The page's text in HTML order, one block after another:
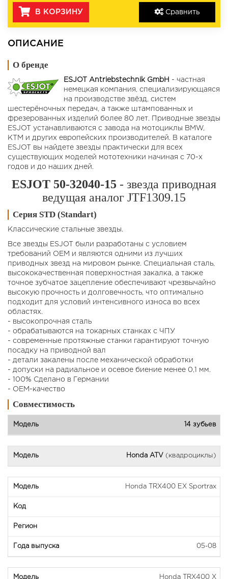
Сравнить
В КОРЗИНУ
ОПИСАНИЕ
О бренде
ESJOT Antriebstechnik GmbH - частная
немецкая компания, специализирующаяся
на производстве звёзд, систем
шестерёночных передач, а также штампованных и
фрезерованных изделий более 80 лет. Приводные звезды
ESJOT устанавливаются с завода на мотоциклы BMW,
KTM и других европейских производителей. В каталоге
ESJOT вы найдете звезды практически для всех
существующих моделей мототехники начиная с 70-х
годов и до наших дней.
ESJOT 50-32040-15 - звезда приводная
ведущая аналог JTF1309.15
Серия STD (Standart)
Классические стальные звезды.
Все звезды ESJOT были разработаны с условием
требований OEM и являются одними из лучших
приводных звезд на мировом рынке. Специальная сталь,
высококачественная поверхностная закалка, а также
точное зубчатое зацепление обеспечивают чрезвычайно
высокую прочность и долговечность, что оптимально
подходит для условий интенсивного износа во всех
областях.
- высокопрочная сталь
- обрабатываются на токарных станках с ЧПУ
- современные протяжные станки гарантируют точную
посадку на приводной вал
- детали закалены после механической обработки
- допуски на радиальное и осевое биение менее 0,1 мм.
- 100% Сделано в Германии
- OEM-качество
Совместимость
14 зубьев
Honda ATV (квадроциклы)
Honda TRX400 EX Sportrax
05-08
Honda TRX400 X